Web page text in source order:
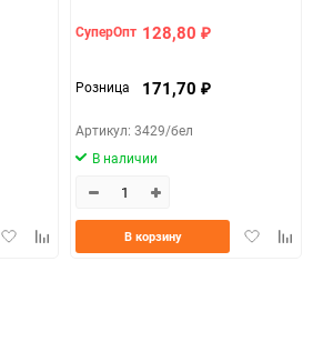
ДобавитьДобавить
СуперОпт 128,80 ₽
Розница 171,70 ₽
Артикул: 3429/бел
В наличии
Добавить
В корзину